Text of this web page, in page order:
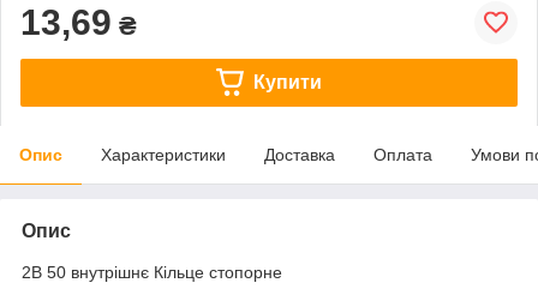
13,69 ₴
Купити
Опис Характеристики Доставка Оплата Умови
Опис
2В 50 внутрішнє Кільце стопорне